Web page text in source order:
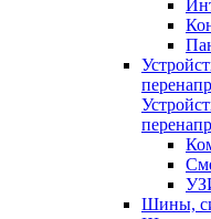
Шины,